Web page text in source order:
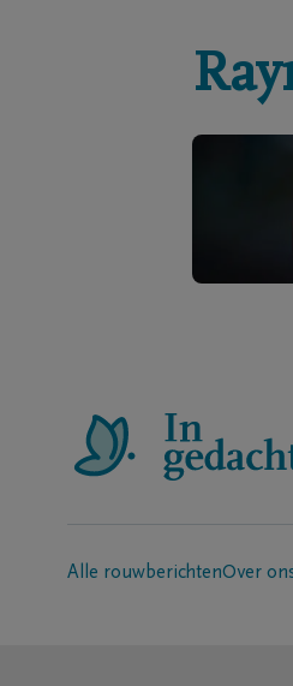
Alle rouwberichtenOver